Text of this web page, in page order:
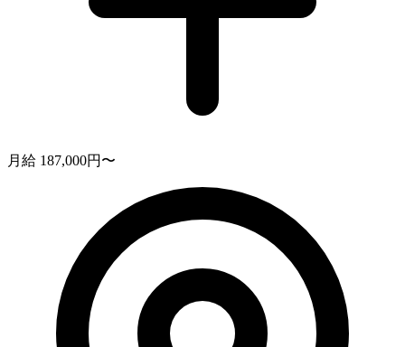
月給 187,000円〜